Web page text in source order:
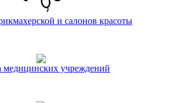
и салонов красоты
медицинских учреждений